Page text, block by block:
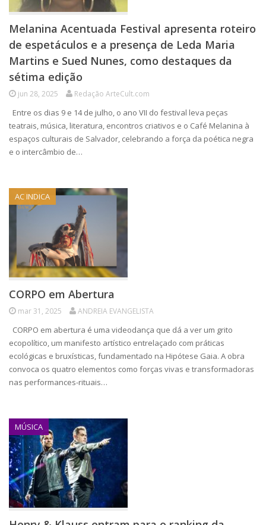
Melanina Acentuada Festival apresenta roteiro
de espetáculos e a presença de Leda Maria
Martins e Sued Nunes, como destaques da
sétima edição
jun 28, 2025 Redação ArteCult.com
Entre os dias 9 e 14 de julho, o ano VII do festival leva peças
teatrais, música, literatura, encontros criativos e o Café Melanina à
espaços culturais de Salvador, celebrando a força da poética negra
e o intercâmbio de…
AC INDICA
CORPO em Abertura
mar 31, 2025 ANDREIA EVANGELISTA
CORPO em abertura é uma videodança que dá a ver um grito
ecopolítico, um manifesto artístico entrelaçado com práticas
ecológicas e bruxísticas, fundamentado na Hipótese Gaia. A obra
convoca os quatro elementos como forças vivas e transformadoras
nas performances-rituais…
MÚSICA